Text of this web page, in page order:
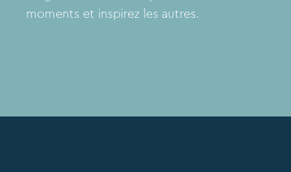
moments et inspirez les autres.